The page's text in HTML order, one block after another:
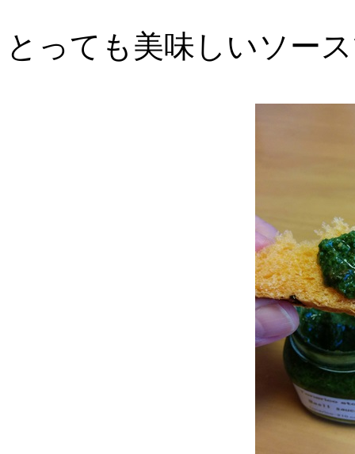
とっても美味しいソー